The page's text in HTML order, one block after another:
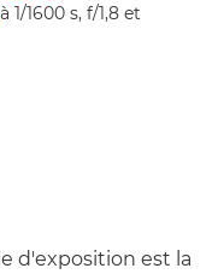
à 1/1600 s, f/1,8 et
d'exposition est la